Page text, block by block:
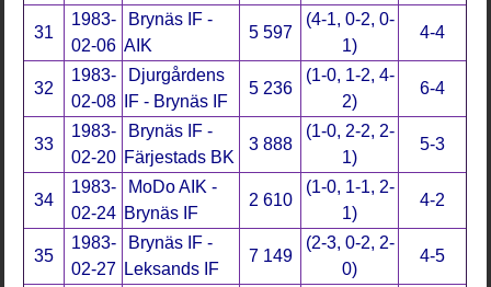
31
1983-
02-06
Brynäs IF -
AIK
5 597
(4-1, 0-2, 0-
1)
4-4
32
1983-
02-08
Djurgårdens
IF - Brynäs IF
5 236
(1-0, 1-2, 4-
2)
6-4
33
1983-
02-20
Brynäs IF -
Färjestads BK
3 888
(1-0, 2-2, 2-
1)
5-3
34
1983-
02-24
MoDo AIK -
Brynäs IF
2 610
(1-0, 1-1, 2-
1)
4-2
35
1983-
02-27
Brynäs IF -
Leksands IF
7 149
(2-3, 0-2, 2-
0)
4-5